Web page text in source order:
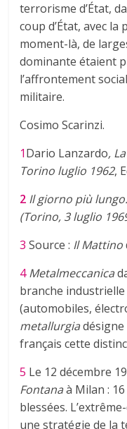
terrorisme d’État,
coup d’État, avec la
moment-là, de
dominante étaient
l’affrontement
militaire.
Cosimo Scarinzi.
1Dario Lanzardo,
Torino luglio 1962,
2 Il giorno più
(Torino, 3 luglio
3 Source : Il Mattino
4 Metalmeccanica
branche
(automobiles,
metallurgia
français cette
5 Le 12 décembre
Fontanaà Milan :
blessées.
une stratégie de la